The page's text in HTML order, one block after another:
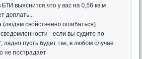
выяснится,что у вас на 0,56 кв.м
доплать...
(людям свойственно ошибаться)
- если вы судите по
ладно пусть будет так, в любом случае
не пострадает